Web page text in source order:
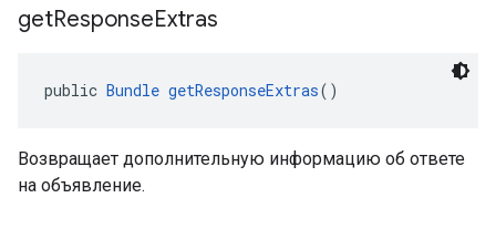
getResponseExtras
public Bundle getResponseExtras()
Возвращает дополнительную информацию об ответе
на объявление.